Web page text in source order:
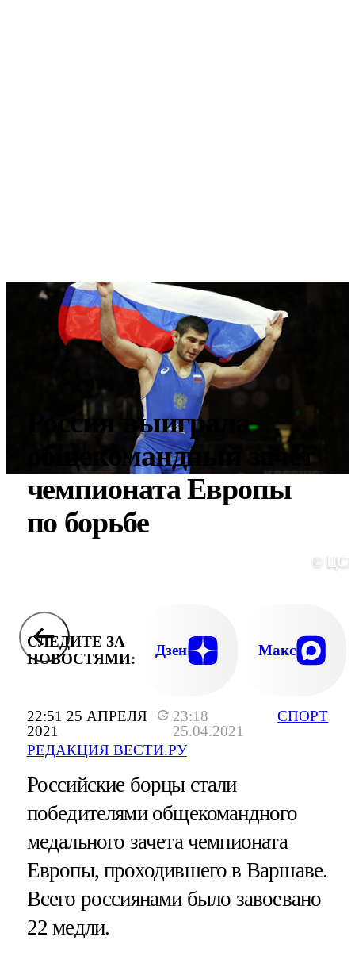
22:51 25 АПРЕЛЯ
2021
23:18
25.04.2021
РЕДАКЦИЯ ВЕСТИ.РУ
СПОРТ
Россия выиграла
общекомандный зачет
чемпионата Европы
по борьбе
©
СЛЕДИТЕ ЗА
НОВОСТЯМИ:
Дзен Макс
Российские борцы стали
победителями общекомандного
медального зачета чемпионата
Европы, проходившего в Варшаве.
Всего россиянами было завоевано
22 медли.